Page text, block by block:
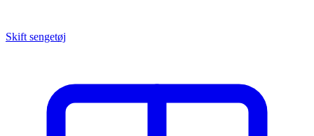
Skift sengetøj